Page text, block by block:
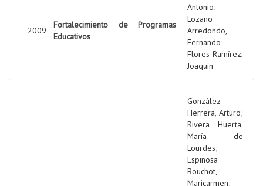
2009
Fortalecimiento de Programas
Educativos
Antonio;
Lozano
Arredondo,
Fernando;
Flores Ramírez,
Joaquín
González
Herrera, Arturo;
Rivera Huerta,
María de
Lourdes;
Espinosa
Bouchot,
Maricarmen;